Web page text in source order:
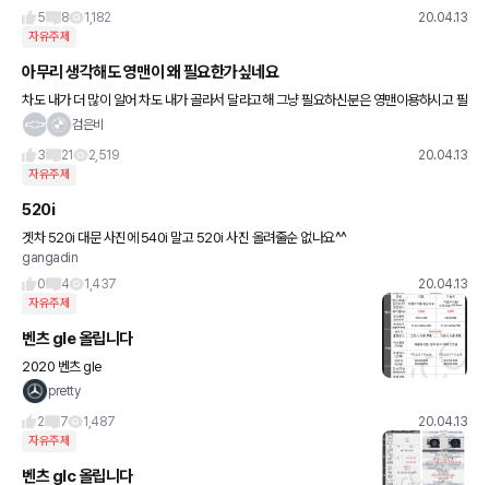
목의 사진이 올라왔다. 사진을 게재한 포럼 회원 세쿼
5
8 1,182 20.04.13
자유주제
아무리 생각해도 영맨이 왜 필요한가싶네요
차도 내가 더 많이 알어 차도 내가 골라서 달라고해 그냥 필요하신분은 영맨이용하시고 필
요없는 사람은 인건비 할인해줘서 인터넷이나 홈쇼핑 팔았음 좋겠네요
검은비
3
21 2,519 20.04.13
자유주제
520i
겟차 520i 대문 사진에 540i 말고 520i 사진 올려줄순 없나요^^
gangadin
0
4 1,437 20.04.13
자유주제
벤츠 gle 올립니다
2020 벤츠 gle
pretty
2
7 1,487 20.04.13
자유주제
벤츠 glc 올립니다